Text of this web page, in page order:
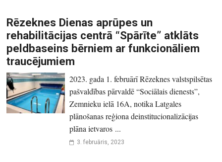
Rēzeknes Dienas aprūpes un
rehabilitācijas centrā “Spārīte” atklāts
peldbaseins bērniem ar funkcionāliem
traucējumiem
2023. gada 1. februārī Rēzeknes valstspilsētas
pašvaldības pārvaldē “Sociālais dienests”,
Zemnieku ielā 16A, notika Latgales
plānošanas reģiona deinstitucionalizācijas
plāna ietvaros ...
3. februāris, 2023